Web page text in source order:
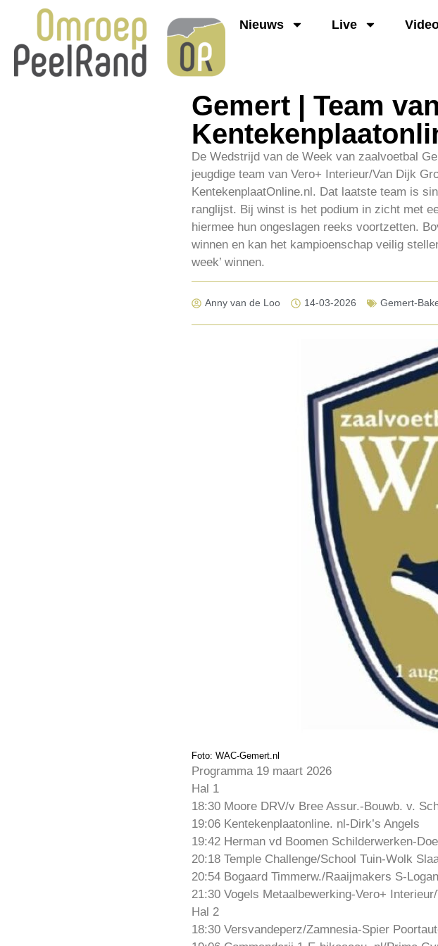
Nieuws Live
Gemert | Team
De Wedstrijd van de Week van zaalvoetbal
jeugdige team van Vero+ Interieur/Van Dijk
KentekenplaatOnline.nl. Dat laatste team is
ranglijst. Bij winst is het podium in zicht met
hiermee hun ongeslagen reeks voortzetten.
winnen en kan het kampioenschap veilig
week’ winnen.
Anny van de Loo 14-03-2026 Gemert-
Foto: WAC-Gemert.nl
Programma 19 maart 2026
Hal 1
18:30 Moore DRV/v Bree Assur.-Bouwb. v.
19:06 Kentekenplaatonline. nl-Dirk’s Angels
19:42 Herman vd Boomen Schilderwerken-
20:18 Temple Challenge/School Tuin-Wolk
20:54 Bogaard Timmerw./Raaijmakers S-
21:30 Vogels Metaalbewerking-Vero+
Hal 2
18:30 Versvandeperz/Zamnesia-Spier